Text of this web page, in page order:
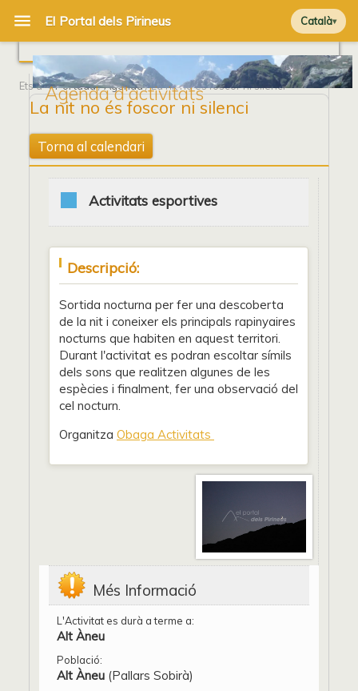
Català
Agenda d'activitats
Ets a Portada/Agenda/ La nit no és foscor ni silenci
La nit no és foscor ni silenci
Torna al calendari
Activitats esportives
Descripció:
Sortida nocturna per fer una descoberta
de la nit i coneixer els principals rapinyaires
nocturns que habiten en aquest territori.
Durant l'activitat es podran escoltar símils
dels sons que realitzen algunes de les
espècies i finalment, fer una observació del
cel nocturn.
Organitza Obaga Activitats
Més Informació
L'Activitat es durà a terme a:
Alt Àneu
Població:
Alt Àneu (Pallars Sobirà)